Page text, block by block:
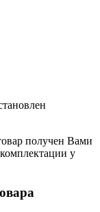
получен Вами
у